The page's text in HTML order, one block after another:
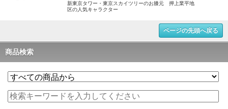
新東京タワー・東京スカイツリーのお膝元 押上業平地
区の人気キャラクター
ページの先頭へ戻る
商品検索